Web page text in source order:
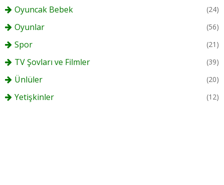
Oyuncak Bebek (24)
Oyunlar (56)
Spor (21)
TV Şovları ve Filmler (39)
Ünlüler (20)
Yetişkinler (12)